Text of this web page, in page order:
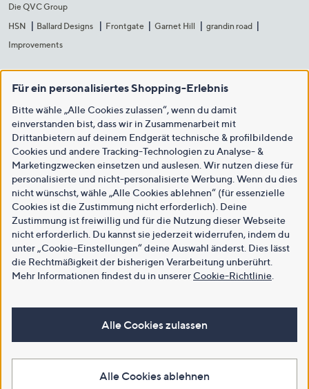
Die QVC Group
HSN
Ballard Designs Frontgate Garnet Hill
grandin road
Improvements
Für ein personalisiertes Shopping-Erlebnis
Bitte wähle „Alle Cookies zulassen“, wenn du damit
einverstanden bist, dass wir in Zusammenarbeit mit
Drittanbietern auf deinem Endgerät technische & profilbildende
Cookies und andere Tracking-Technologien zu Analyse- &
Marketingzwecken einsetzen und auslesen. Wir nutzen diese für
personalisierte und nicht-personalisierte Werbung. Wenn du dies
nicht wünschst, wähle „Alle Cookies ablehnen“ (für essenzielle
Cookies ist die Zustimmung nicht erforderlich). Deine
Zustimmung ist freiwillig und für die Nutzung dieser Webseite
nicht erforderlich. Du kannst sie jederzeit widerrufen, indem du
unter „Cookie-Einstellungen“ deine Auswahl änderst. Dies lässt
die Rechtmäßigkeit der bisherigen Verarbeitung unberührt.
Mehr Informationen findest du in unsererCookie-Richtlinie
Alle Cookies zulassen
Alle Cookies ablehnen